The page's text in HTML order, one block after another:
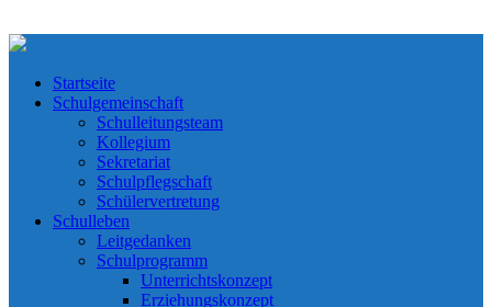
Startseite
Schulgemeinschaft
Schulleitungsteam
Kollegium
Sekretariat
Schulpflegschaft
Schülervertretung
Schulleben
Leitgedanken
Schulprogramm
Unterrichtskonzept
Erziehungskonzept